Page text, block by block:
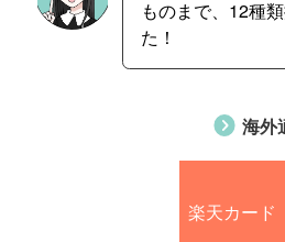
ものまで、12種
た！
海外
楽天カード